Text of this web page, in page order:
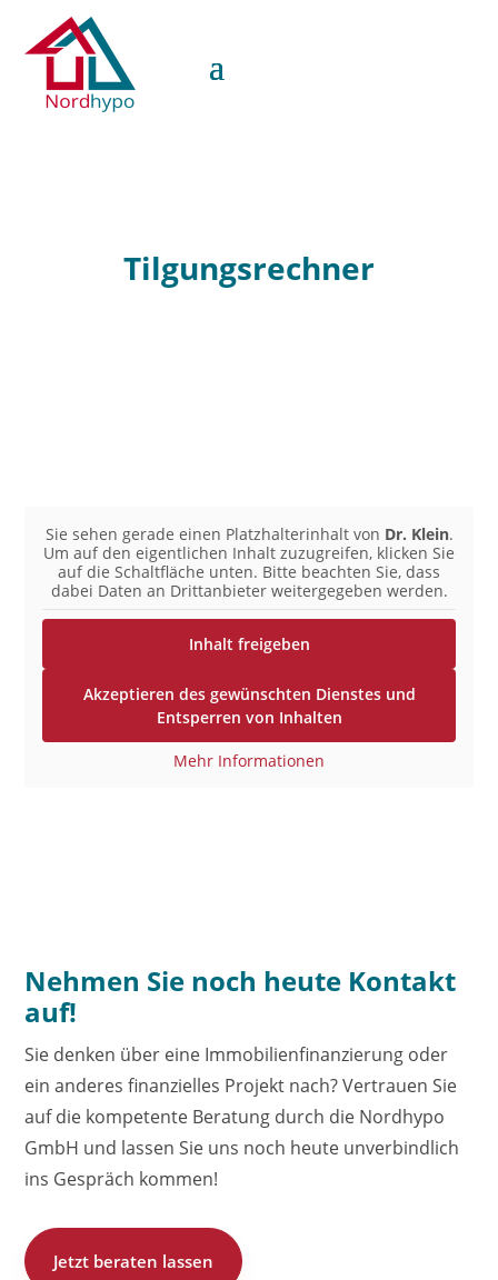
Tilgungsrechner
Sie sehen gerade einen Platzhalterinhalt von Dr. Klein.
Um auf den eigentlichen Inhalt zuzugreifen, klicken Sie
auf die Schaltfläche unten. Bitte beachten Sie, dass
dabei Daten an Drittanbieter weitergegeben werden.
Inhalt freigeben
Akzeptieren des gewünschten Dienstes und
Entsperren von Inhalten
Mehr Informationen
Nehmen Sie noch heute Kontakt
auf!
Sie denken über eine Immobilienfinanzierung oder
ein anderes finanzielles Projekt nach? Vertrauen Sie
auf die kompetente Beratung durch die Nordhypo
GmbH und lassen Sie uns noch heute unverbindlich
ins Gespräch kommen!
Jetzt beraten lassen